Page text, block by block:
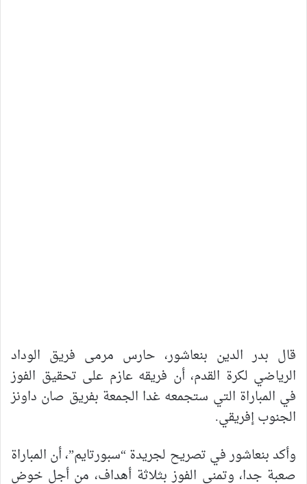
قال بدر الدين بنعاشور، حارس مرمى فريق الوداد
الرياضي لكرة القدم، أن فريقه عازم على تحقيق الفوز
في المباراة التي ستجمعه غدا الجمعة بفريق صان داونز
الجنوب إفريقي.
وأكد بنعاشور في تصريح لجريدة “سبورتايم”، أن المباراة
صعبة جدا، وتمنى الفوز بثلاثة أهداف، من أجل خوض